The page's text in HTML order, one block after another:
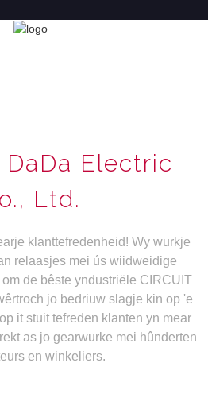
ÚS OPNIMME
DaDa Electric
Ltd.
klanttefredenheid! Wy wurkje
relaasjes mei ús wiidweidige
de bêste yndustriële CIRCUIT
jo bedriuw slagje kin op 'e
it stuit tefreden klanten yn mear
as jo gearwurke mei hûnderten
en winkeliers.